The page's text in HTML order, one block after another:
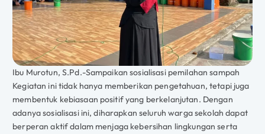
Ibu Murotun, S.Pd.-Sampaikan sosialisasi pemilahan sampah
Kegiatan ini tidak hanya memberikan pengetahuan, tetapi juga
membentuk kebiasaan positif yang berkelanjutan. Dengan
adanya sosialisasi ini, diharapkan seluruh warga sekolah dapat
berperan aktif dalam menjaga kebersihan lingkungan serta